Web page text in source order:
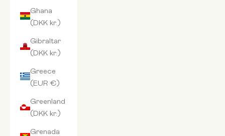
Ghana
(DKK kr.)
Gibraltar
(DKK kr.)
Greece
(EUR €)
Greenland
(DKK kr.)
Grenada